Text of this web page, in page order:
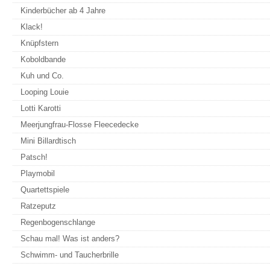
Kinderbücher ab 4 Jahre
Klack!
Knüpfstern
Koboldbande
Kuh und Co.
Looping Louie
Lotti Karotti
Meerjungfrau-Flosse Fleecedecke
Mini Billardtisch
Patsch!
Playmobil
Quartettspiele
Ratzeputz
Regenbogenschlange
Schau mal! Was ist anders?
Schwimm- und Taucherbrille